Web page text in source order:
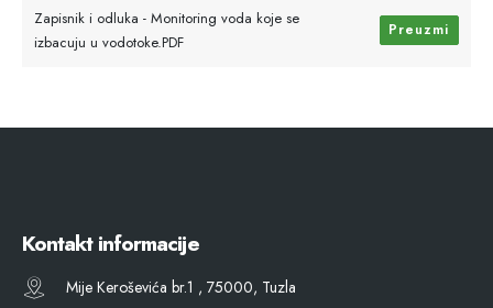
Zapisnik i odluka - Monitoring voda koje se
izbacuju u vodotoke.PDF
Preuzmi
Kontakt informacije
Mije Keroševića br.1 , 75000, Tuzla